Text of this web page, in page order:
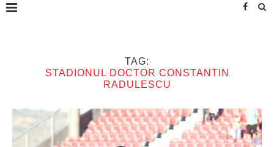
TAG:
STADIONUL DOCTOR CONSTANTIN
RADULESCU